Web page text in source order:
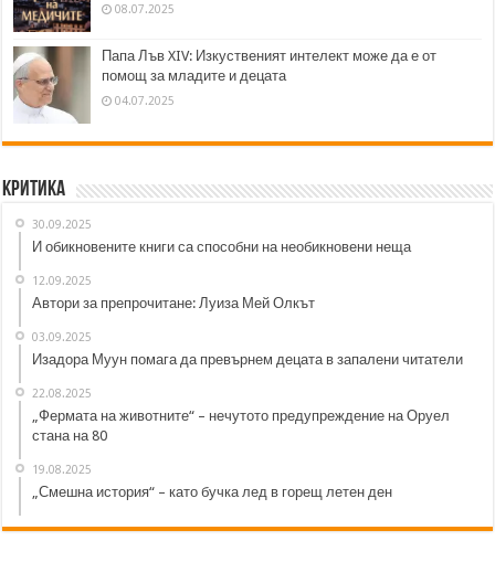
08.07.2025
Папа Лъв XIV: Изкуственият интелект може да е от
помощ за младите и децата
04.07.2025
Критика
30.09.2025
И обикновените книги са способни на необикновени неща
12.09.2025
Автори за препрочитане: Луиза Мей Олкът
03.09.2025
Изадора Муун помага да превърнем децата в запалени читатели
22.08.2025
„Фермата на животните“ – нечутото предупреждение на Оруел
стана на 80
19.08.2025
„Смешна история“ – като бучка лед в горещ летен ден